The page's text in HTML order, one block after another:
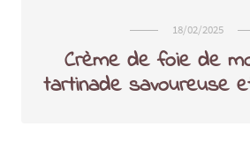
18/02/2025
Crème de foie de
tartinade savoureuse